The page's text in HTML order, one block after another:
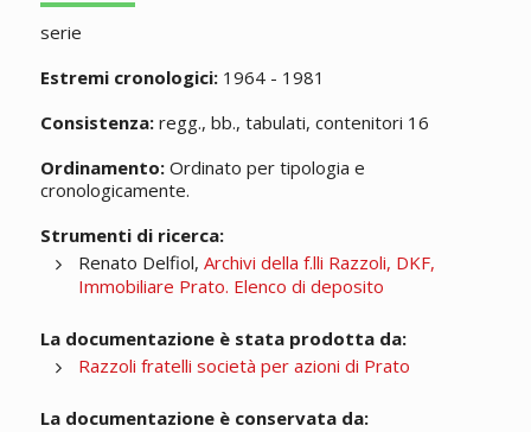
serie
Estremi cronologici:1964 - 1981
Consistenza:regg., bb., tabulati, contenitori 16
Ordinamento:Ordinato per tipologia e
cronologicamente.
Strumenti di ricerca:
Renato Delfiol, Archivi della f.lli Razzoli, DKF,
Immobiliare Prato. Elenco di deposito
La documentazione è stata prodotta da:
Razzoli fratelli società per azioni di Prato
La documentazione è conservata da: